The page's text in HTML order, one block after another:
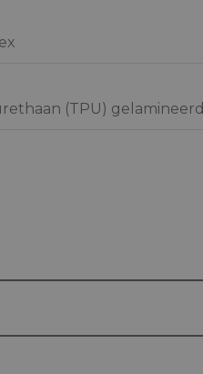
(TPU) gelamineerd